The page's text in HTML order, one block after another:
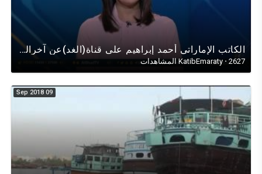
الكاتب اﻹماراتي أحمد إبراهيم على قناة(الغد)عن آخرالمستجدات في العلاقات الإماراتيةالقطرية-حجب المواقع
KatibEmaraty · 2627 المشاهدات
09 Sep 2018